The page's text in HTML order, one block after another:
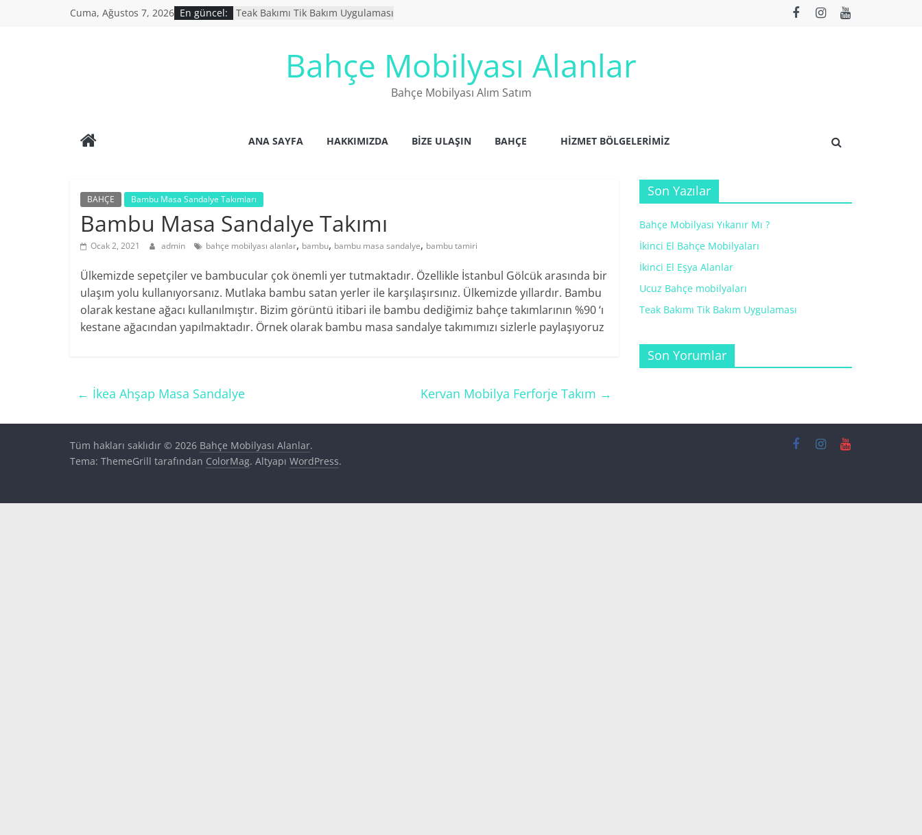
Cuma, Ağustos 7, 2026 En güncel:
Teak Bakımı Tik Bakım Uygulaması
İkinci El Eşya Alanlar
Ucuz Bahçe mobilyaları
Bahçe Mobilyası Alanlar
Bahçe Mobilyası Alım Satım
ANA SAYFA HAKKIMIZDA BIZE ULAŞIN BAHÇE HİZMET BÖLGELERİMİZ
BAHÇE Bambu Masa Sandalye Takımları
Bambu Masa Sandalye Takımı
Ocak 2, 2021 admin bahçe mobilyası alanlar, bambu, bambu masa sandalye, bambu tamiri
Ülkemizde sepetçiler ve bambucular çok önemli yer tutmaktadır. Özellikle İstanbul Gölcük arasında bir
ulaşım yolu kullanıyorsanız. Mutlaka bambu satan yerler ile karşılaşırsınız. Ülkemizde yıllardır. Bambu
olarak kestane ağacı kullanılmıştır. Bizim görüntü itibari ile bambu dediğimiz bahçe takımlarının %90 ‘ı
kestane ağacından yapılmaktadır. Örnek olarak bambu masa sandalye takımımızı sizlerle paylaşıyoruz
← İkea Ahşap Masa Sandalye Kervan Mobilya Ferforje Takım →
Son Yazılar
Bahçe Mobilyası Yıkanır Mı ?
İkinci El Bahçe Mobilyaları
İkinci El Eşya Alanlar
Ucuz Bahçe mobilyaları
Teak Bakımı Tik Bakım Uygulaması
Son Yorumlar
Tüm hakları saklıdır © 2026 Bahçe Mobilyası Alanlar.
Tema: ThemeGrill tarafından ColorMag. Altyapı WordPress.